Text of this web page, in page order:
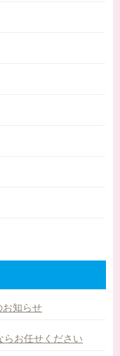
知らせ
らお任せください